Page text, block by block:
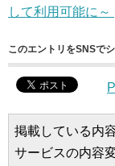
して利用可能に
このエントリをSNSで
掲載している内
サービスの内容